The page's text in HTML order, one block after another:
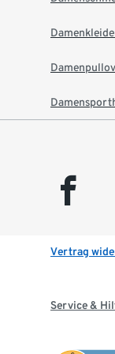
facebook
Vertrag
Service &